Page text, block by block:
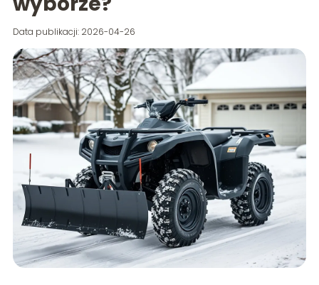
Data publikacji: 2026-04-26